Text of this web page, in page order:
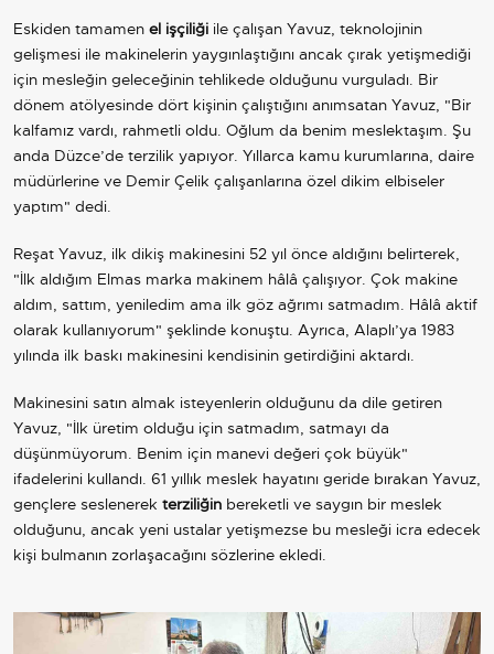
Eskiden tamamen el işçiliği ile çalışan Yavuz, teknolojinin
gelişmesi ile makinelerin yaygınlaştığını ancak çırak yetişmediği
için mesleğin geleceğinin tehlikede olduğunu vurguladı. Bir
dönem atölyesinde dört kişinin çalıştığını anımsatan Yavuz, "Bir
kalfamız vardı, rahmetli oldu. Oğlum da benim meslektaşım. Şu
anda Düzce’de terzilik yapıyor. Yıllarca kamu kurumlarına, daire
müdürlerine ve Demir Çelik çalışanlarına özel dikim elbiseler
yaptım" dedi.
Reşat Yavuz, ilk dikiş makinesini 52 yıl önce aldığını belirterek,
"İlk aldığım Elmas marka makinem hâlâ çalışıyor. Çok makine
aldım, sattım, yeniledim ama ilk göz ağrımı satmadım. Hâlâ aktif
olarak kullanıyorum" şeklinde konuştu. Ayrıca, Alaplı’ya 1983
yılında ilk baskı makinesini kendisinin getirdiğini aktardı.
Makinesini satın almak isteyenlerin olduğunu da dile getiren
Yavuz, "İlk üretim olduğu için satmadım, satmayı da
düşünmüyorum. Benim için manevi değeri çok büyük"
ifadelerini kullandı. 61 yıllık meslek hayatını geride bırakan Yavuz,
gençlere seslenerek terziliğin bereketli ve saygın bir meslek
olduğunu, ancak yeni ustalar yetişmezse bu mesleği icra edecek
kişi bulmanın zorlaşacağını sözlerine ekledi.